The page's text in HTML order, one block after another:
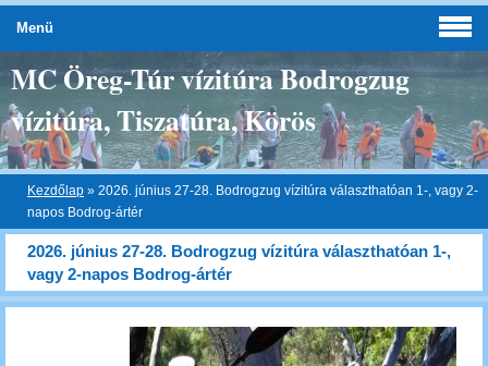
MC Öreg-Túr vízitúra Bodrogzug
vízitúra, Tiszatúra, Körös
Kezdőlap » 2026. június 27-28. Bodrogzug vízitúra választhatóan 1-, vagy 2-
napos Bodrog-ártér
2026. június 27-28. Bodrogzug vízitúra választhatóan 1-,
vagy 2-napos Bodrog-ártér
Menü